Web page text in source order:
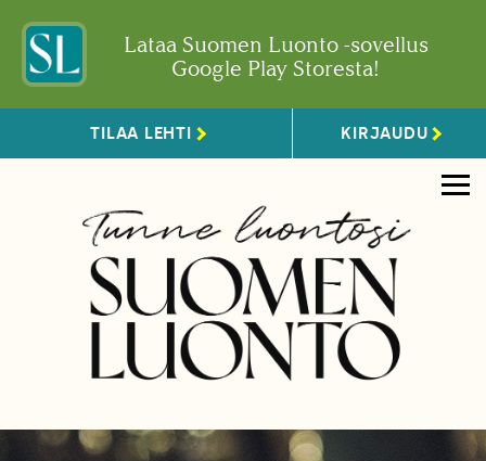
Lataa Suomen Luonto -sovellus
Google Play Storesta!
TILAA LEHTI KIRJAUDU